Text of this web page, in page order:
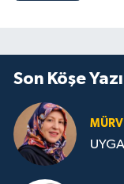
Son Köşe